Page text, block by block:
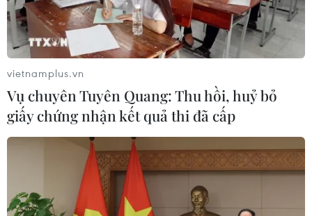
Quảng Trị bàn phương án hỗ trợ người
vietnamplus.vn
Vụ chuyên Tuyên Quang: Thu hồi, huỷ bỏ
giấy chứng nhận kết quả thi đã cấp